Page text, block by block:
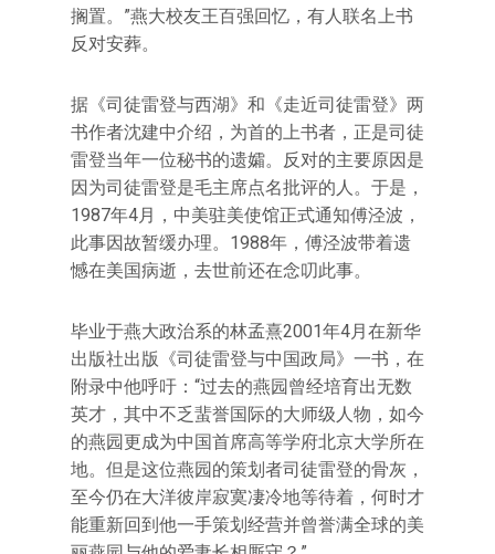
搁置。”燕大校友王百强回忆，有人联名上书
反对安葬。
据《司徒雷登与西湖》和《走近司徒雷登》两
书作者沈建中介绍，为首的上书者，正是司徒
雷登当年一位秘书的遗孀。反对的主要原因是
因为司徒雷登是毛主席点名批评的人。于是，
1987年4月，中美驻美使馆正式通知傅泾波，
此事因故暂缓办理。1988年，傅泾波带着遗
憾在美国病逝，去世前还在念叨此事。
毕业于燕大政治系的林孟熹2001年4月在新华
出版社出版《司徒雷登与中国政局》一书，在
附录中他呼吁：“过去的燕园曾经培育出无数
英才，其中不乏蜚誉国际的大师级人物，如今
的燕园更成为中国首席高等学府北京大学所在
地。但是这位燕园的策划者司徒雷登的骨灰，
至今仍在大洋彼岸寂寞凄冷地等待着，何时才
能重新回到他一手策划经营并曾誉满全球的美